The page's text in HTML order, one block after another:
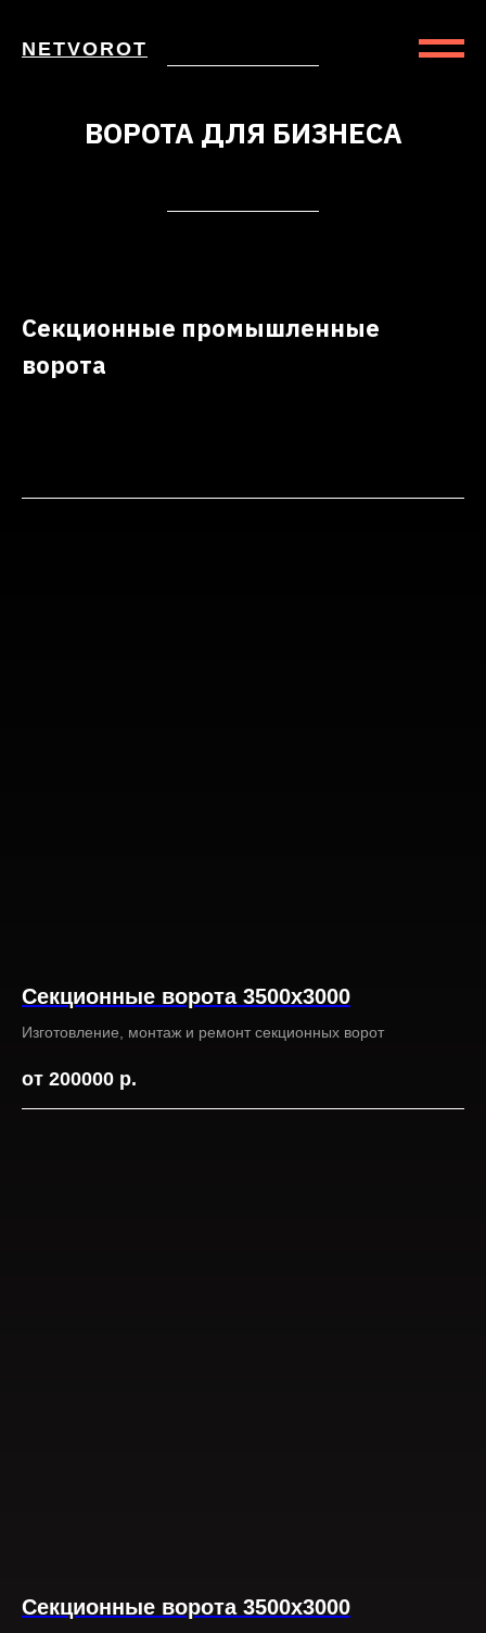
NETVOROT
ВОРОТА ДЛЯ БИЗНЕСА
Секционные промышленные
ворота
Секционные ворота 3500х3000
Изготовление, монтаж и ремонт секционных ворот
от 200000 р.
Секционные ворота 3500х3000